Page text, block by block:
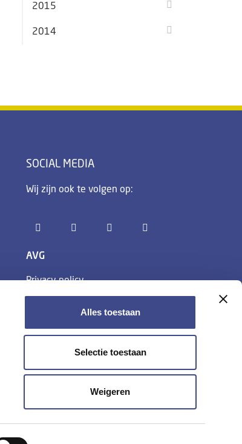
Alles toestaan
Selectie toestaan
Weigeren
2015
2014
SOCIAL MEDIA
Wij zijn ook te volgen op:
AVG
Privacy policy
Cookie policy
Algemene voorwaarden